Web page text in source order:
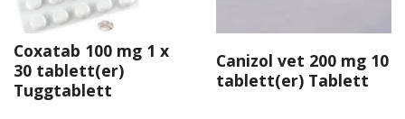
Coxatab 100 mg 1 x
30 tablett(er)
Tuggtablett
Canizol vet 200 mg 10
tablett(er) Tablett